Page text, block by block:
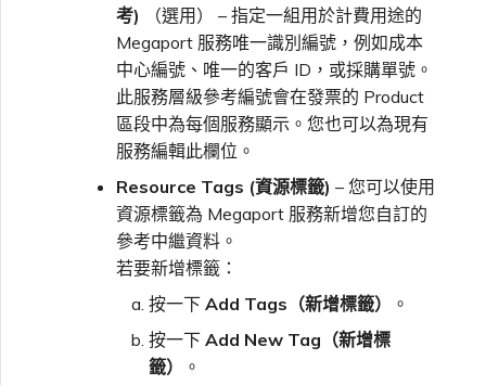
考) （選用） – 指定一組用於計費用途的
Megaport 服務唯一識別編號，例如成本
中心編號、唯一的客戶 ID，或採購單號。
此服務層級參考編號會在發票的 Product
區段中為每個服務顯示。您也可以為現有
服務編輯此欄位。
Resource Tags (資源標籤) – 您可以使用
資源標籤為 Megaport 服務新增您自訂的
參考中繼資料。
若要新增標籤：
按一下 Add Tags（新增標籤）
。
按一下 Add New Tag（新增標
籤）
。